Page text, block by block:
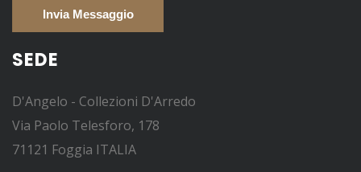
SEDE
D'Angelo - Collezioni D'Arredo
Via Paolo Telesforo, 178
71121 Foggia ITALIA